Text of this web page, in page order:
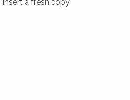
a fresh copy.